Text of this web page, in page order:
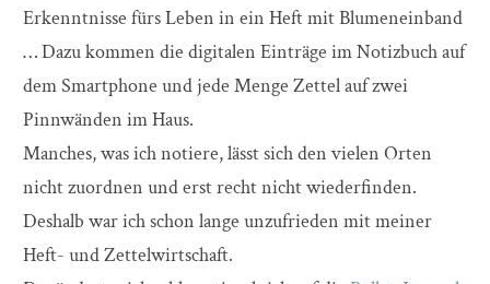
Erkenntnisse fürs Leben in ein Heft mit Blumeneinband
… Dazu kommen die digitalen Einträge im Notizbuch auf
dem Smartphone und jede Menge Zettel auf zwei
Pinnwänden im Haus.
Manches, was ich notiere, lässt sich den vielen Orten
nicht zuordnen und erst recht nicht wiederfinden.
Deshalb war ich schon lange unzufrieden mit meiner
Heft- und Zettelwirtschaft.